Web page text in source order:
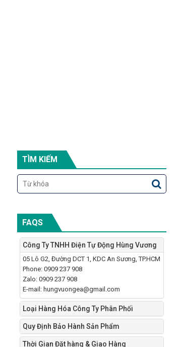
TÌM KIẾM
FAQS
Công Ty TNHH Điện Tự Động Hùng Vương
05 Lô G2, Đường DCT 1, KDC An Sương, TP.HCM
Phone: 0909 237 908
Zalo: 0909 237 908
E-mail: hungvuongea@gmail.com
Loại Hàng Hóa Công Ty Phân Phối
Quy Định Bảo Hành Sản Phẩm
Thời Gian Đặt hàng & Giao Hàng